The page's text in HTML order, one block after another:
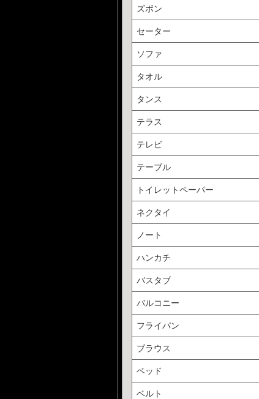
ズボン
セーター
ソファ
タオル
タンス
テラス
テレビ
テーブル
トイレットペーパー
ネクタイ
ノート
ハンカチ
バスタブ
バルコニー
フライパン
ブラウス
ベッド
ベルト